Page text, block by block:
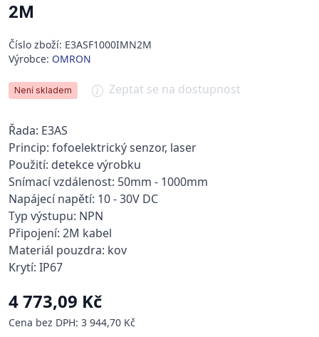
2M
Číslo zboží: E3ASF1000IMN2M
Výrobce: OMRON
Není skladem Zeptat se na dostupnost
Řada: E3AS
Princip: fofoelektrický senzor, laser
Použití: detekce výrobku
Snímací vzdálenost: 50mm - 1000mm
Napájecí napětí: 10 - 30V DC
Typ výstupu: NPN
Připojení: 2M kabel
Materiál pouzdra: kov
Krytí: IP67
4 773,09 Kč
Cena bez DPH: 3 944,70 Kč